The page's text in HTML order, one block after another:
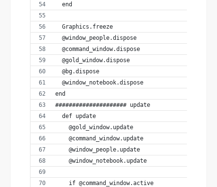
  end
  Graphics.freeze
  @window_people.dispose
  @command_window.dispose
  @gold_window.dispose
  @bg.dispose
  @window_notebook.dispose
end
##################### update
  def update
    @gold_window.update
    @command_window.update
    @window_people.update
    @window_notebook.update
    if @command_window.active